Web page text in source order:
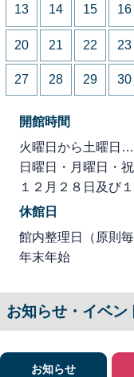
13 14 15 16
20 21 22 23
27 28 29 30
開館時間
火曜日から土曜日
日曜日・月曜日・
１２月２８日及び
休館日
館内整理日（原則
年末年始
お知らせ・イベン
お知らせ